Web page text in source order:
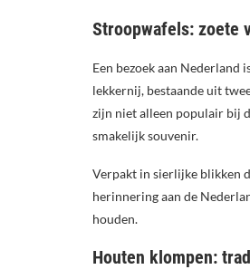
Stroopwafels: zoete
Een bezoek aan Nederland
lekkernij, bestaande uit
zijn niet alleen populair bij
smakelijk souvenir.
Verpakt in sierlijke blikken
herinnering aan de
houden.
Houten klompen: